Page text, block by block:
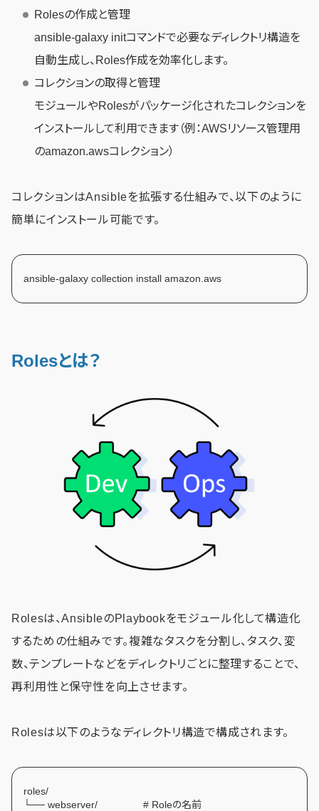
Rolesの作成と管理
ansible-galaxy initコマンドで必要なディレクトリ構造を
自動生成し、Roles作成を効率化します。
コレクションの取得と管理
モジュールやRolesがパッケージ化されたコレクションを
インストールして利用できます（例：AWSリソース管理用
のamazon.awsコレクション）
コレクションはAnsibleを拡張する仕組みで、以下のように
簡単にインストール可能です。
ansible-galaxy collection install amazon.aws
Rolesとは？
Rolesは、AnsibleのPlaybookをモジュール化して構造化
するための仕組みです。複雑なタスクを分割し、タスク、変
数、テンプレートなどをディレクトリごとに整理することで、
再利用性と保守性を向上させます。
Rolesは以下のようなディレクトリ構造で構成されます。
roles/
└── webserver/ # Roleの名前